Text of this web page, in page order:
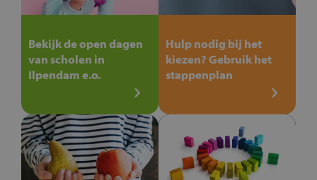
Bekijk de open dagen
van scholen in
Ilpendam e.o.
Hulp nodig bij het
kiezen? Gebruik het
stappenplan